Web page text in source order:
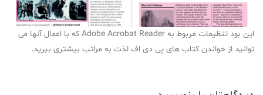
این بود تنظیمات مربوط به Adobe Acrobat Reader که با اعمال آنها می
توانید از خواندن کتاب های پی دی اف لذت به مراتب بیشتری ببرید.